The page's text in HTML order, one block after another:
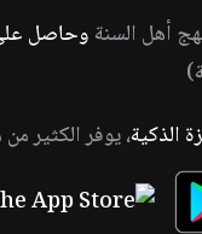
أهل السنة وحاصل
الذكية، يوفر الكثير